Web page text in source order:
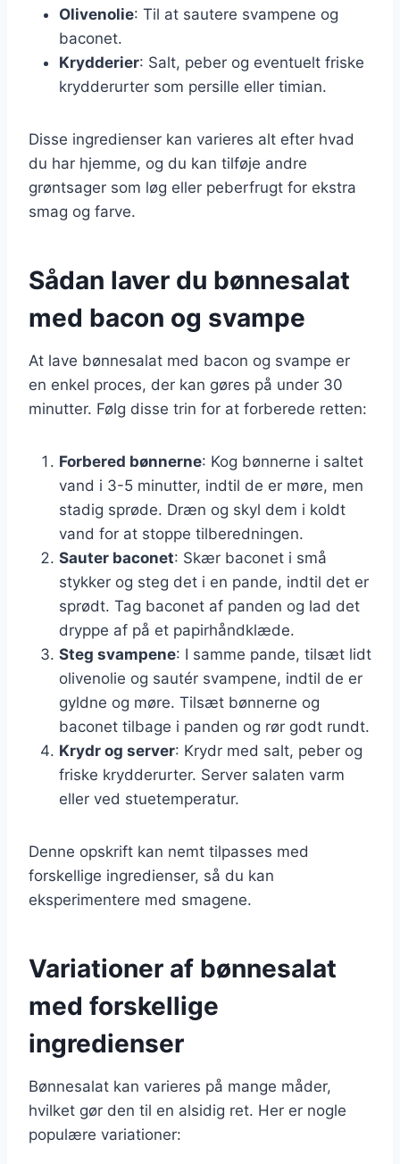
Olivenolie: Til at sautere svampene og
baconet.
Krydderier: Salt, peber og eventuelt friske
krydderurter som persille eller timian.
Disse ingredienser kan varieres alt efter hvad
du har hjemme, og du kan tilføje andre
grøntsager som løg eller peberfrugt for ekstra
smag og farve.
Sådan laver du bønnesalat
med bacon og svampe
At lave bønnesalat med bacon og svampe er
en enkel proces, der kan gøres på under 30
minutter. Følg disse trin for at forberede retten:
Forbered bønnerne: Kog bønnerne i saltet
vand i 3-5 minutter, indtil de er møre, men
stadig sprøde. Dræn og skyl dem i koldt
vand for at stoppe tilberedningen.
Sauter baconet: Skær baconet i små
stykker og steg det i en pande, indtil det er
sprødt. Tag baconet af panden og lad det
dryppe af på et papirhåndklæde.
Steg svampene: I samme pande, tilsæt lidt
olivenolie og sautér svampene, indtil de er
gyldne og møre. Tilsæt bønnerne og
baconet tilbage i panden og rør godt rundt.
Krydr og server: Krydr med salt, peber og
friske krydderurter. Server salaten varm
eller ved stuetemperatur.
Denne opskrift kan nemt tilpasses med
forskellige ingredienser, så du kan
eksperimentere med smagene.
Variationer af bønnesalat
med forskellige
ingredienser
Bønnesalat kan varieres på mange måder,
hvilket gør den til en alsidig ret. Her er nogle
populære variationer: